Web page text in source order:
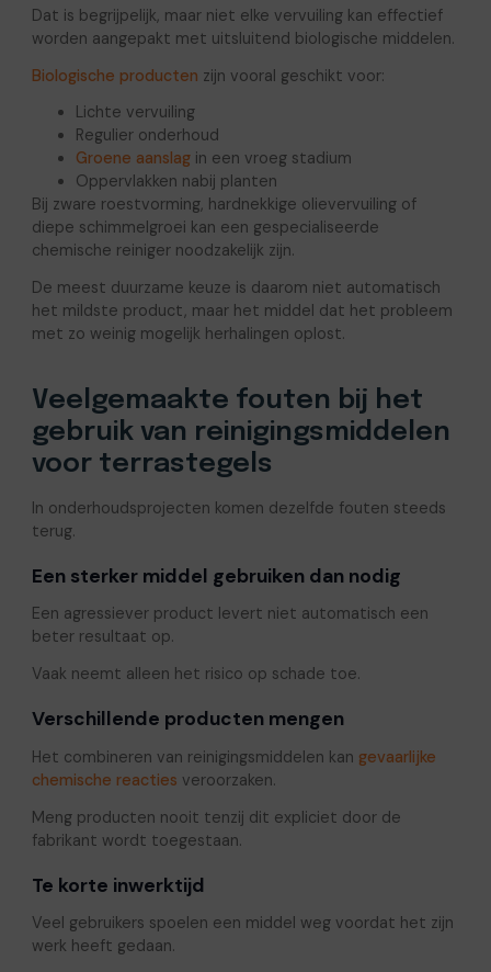
Dat is begrijpelijk, maar niet elke vervuiling kan effectief
worden aangepakt met uitsluitend biologische middelen.
Biologische producten zijn vooral geschikt voor:
Lichte vervuiling
Regulier onderhoud
Groene aanslagin een vroeg stadium
Oppervlakken nabij planten
Bij zware roestvorming, hardnekkige olievervuiling of
diepe schimmelgroei kan een gespecialiseerde
chemische reiniger noodzakelijk zijn.
De meest duurzame keuze is daarom niet automatisch
het mildste product, maar het middel dat het probleem
met zo weinig mogelijk herhalingen oplost.
Veelgemaakte fouten bij het
gebruik van reinigingsmiddelen
voor terrastegels
In onderhoudsprojecten komen dezelfde fouten steeds
terug.
Een sterker middel gebruiken dan nodig
Een agressiever product levert niet automatisch een
beter resultaat op.
Vaak neemt alleen het risico op schade toe.
Verschillende producten mengen
Het combineren van reinigingsmiddelen kan gevaarlijke
chemische reacties veroorzaken.
Meng producten nooit tenzij dit expliciet door de
fabrikant wordt toegestaan.
Te korte inwerktijd
Veel gebruikers spoelen een middel weg voordat het zijn
werk heeft gedaan.